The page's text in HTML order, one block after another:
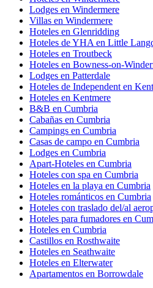
Lodges en Windermere
Villas en Windermere
Hoteles en Glenridding
Hoteles de YHA en Little
Hoteles en Troutbeck
Hoteles en Bowness-on-
Lodges en Patterdale
Hoteles de Independent en
Hoteles en Kentmere
B&B en Cumbria
Cabañas en Cumbria
Campings en Cumbria
Casas de campo en Cumbria
Lodges en Cumbria
Apart-Hoteles en Cumbria
Hoteles con spa en Cumbria
Hoteles en la playa en Cumbria
Hoteles románticos en Cumbria
Hoteles con traslado del/al
Hoteles para fumadores en
Hoteles en Cumbria
Castillos en Rosthwaite
Hoteles en Seathwaite
Hoteles en Elterwater
Apartamentos en Borrowdale